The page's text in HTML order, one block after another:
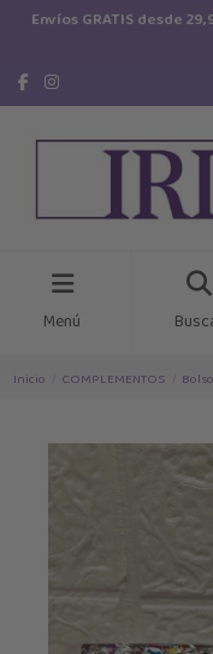
Envíos GRATIS desde
Menú
Inicio COMPLEMENTOS